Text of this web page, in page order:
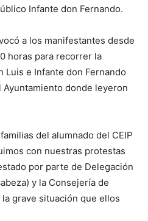
Infante don Fernando.
a los manifestantes desde
horas para recorrer la
Luis e Infante don Fernando
donde leyeron
del alumnado del CEIP
con nuestras protestas
por parte de Delegación
y la Consejería de
grave situación que ellos